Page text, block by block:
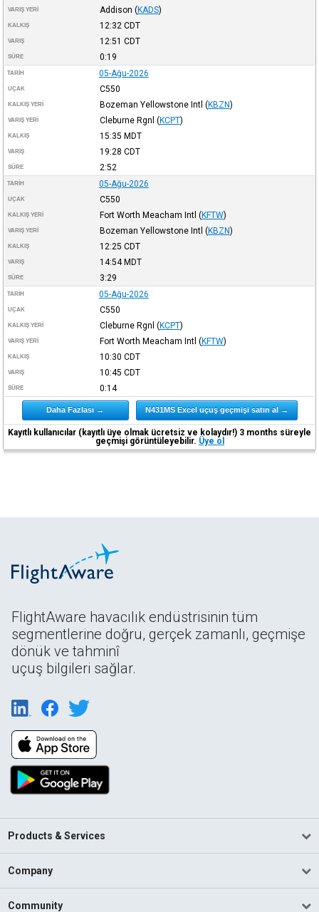
VARIŞ YERI Addison (KADS)
KALKIŞ 12:32 CDT
VARIŞ 12:51 CDT
SÜRE 0:19
TARIH 05-Ağu-2026
UÇAK C550
KALKIŞ YERI Bozeman Yellowstone Intl (KBZN)
VARIŞ YERI Cleburne Rgnl (KCPT)
KALKIŞ 15:35 MDT
VARIŞ 19:28 CDT
SÜRE 2:52
TARIH 05-Ağu-2026
UÇAK C550
KALKIŞ YERI Fort Worth Meacham Intl (KFTW)
VARIŞ YERI Bozeman Yellowstone Intl (KBZN)
KALKIŞ 12:25 CDT
VARIŞ 14:54MDT
SÜRE 3:29
TARIH 05-Ağu-2026
UÇAK C550
KALKIŞ YERI Cleburne Rgnl (KCPT)
VARIŞ YERI Fort Worth Meacham Intl (KFTW)
KALKIŞ 10:30 CDT
VARIŞ 10:45 CDT
SÜRE 0:14
Daha Fazlası → N431MS Excel uçuş geçmişi satın al →
Kayıtlı kullanıcılar (kayıtlı üye olmak ücretsiz ve kolaydır!) 3 months süreyle
geçmişi görüntüleyebilir. Üye ol
FlightAware havacılık endüstrisinin tüm
segmentlerine doğru, gerçek zamanlı, geçmişe
dönük ve tahminî
uçuş bilgileri sağlar.
Products & Services
Company
Community